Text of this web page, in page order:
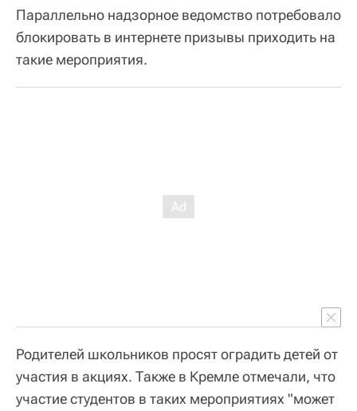
Параллельно надзорное ведомство потребовало
блокировать в интернете призывы приходить на
такие мероприятия.
Родителей школьников просят оградить детей от
участия в акциях. Также в Кремле отмечали, что
участие студентов в таких мероприятиях "может